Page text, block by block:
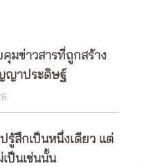
คุมข่าวสารที่ถูกสร้าง
ญาประดิษฐ์
ปรู้สึกเป็นหนึ่งเดียว แต่
เป็นเช่นนั้น